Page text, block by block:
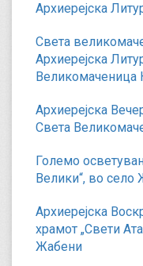
Архиерејска
Света
Архиерејска
Великомаченица
Архиерејска
Света
Големо
Велики“, во село
Архиерејска
храмот „Свети
Жабени